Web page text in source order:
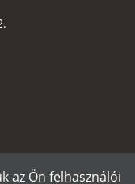
az Ön felhasználói